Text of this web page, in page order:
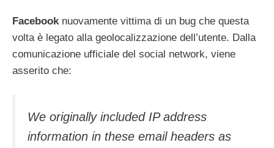
Facebooknuovamente vittima di un bug che questa
volta è legato alla geolocalizzazione dell’utente. Dalla
comunicazione ufficiale del social network, viene
asserito che:
We originally included IP address
information in these email headers as